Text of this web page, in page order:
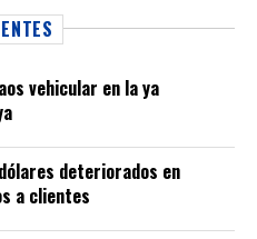
vehicular en la ya
deteriorados en
a clientes